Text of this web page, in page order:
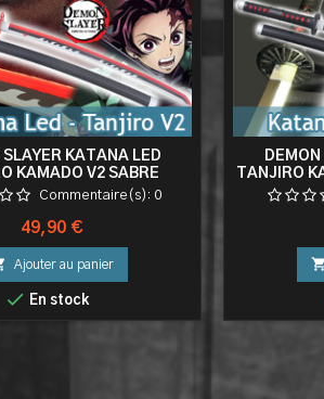
SLAYER KATANA LED
KAMADO V2 SABRE
KIMETSU NO YAIBA
Commentaire(s): 0
Prix
49,90 €
Ajouter au panier
 En stock
TANJIRO
EPEE
